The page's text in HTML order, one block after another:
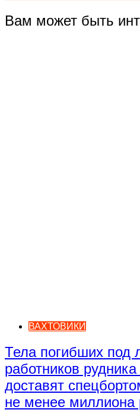
Вам может быть
ВАХТОВИКИ
Тела погибших под
работников
доставят
не менее миллиона